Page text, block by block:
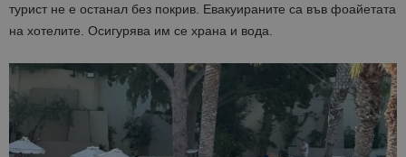
турист не е останал без покрив. Евакуираните са във фоайетата
на хотелите. Осигурява им се храна и вода.